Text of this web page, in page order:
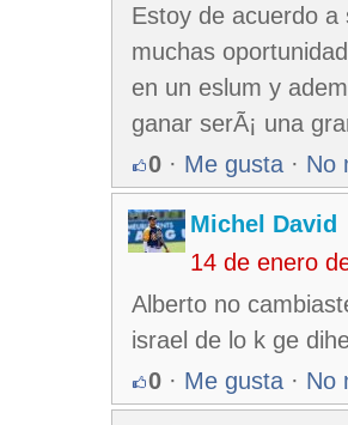
Estoy de acuerdo
muchas
en un eslum y
ganar serÃ¡ una
0 · Me gusta · No
Michel David
14 de enero
Alberto no
israel de lo k ge
0 · Me gusta · No